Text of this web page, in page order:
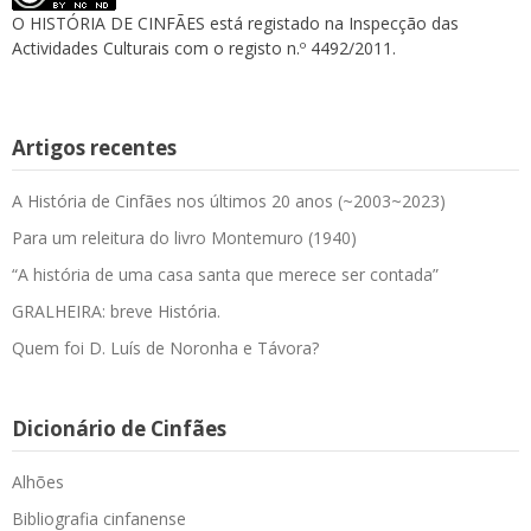
O HISTÓRIA DE CINFÃES está registado na Inspecção das
Actividades Culturais com o registo n.º 4492/2011.
Artigos recentes
A História de Cinfães nos últimos 20 anos (~2003~2023)
Para um releitura do livro Montemuro (1940)
“A história de uma casa santa que merece ser contada”
GRALHEIRA: breve História.
Quem foi D. Luís de Noronha e Távora?
Dicionário de Cinfães
Alhões
Bibliografia cinfanense